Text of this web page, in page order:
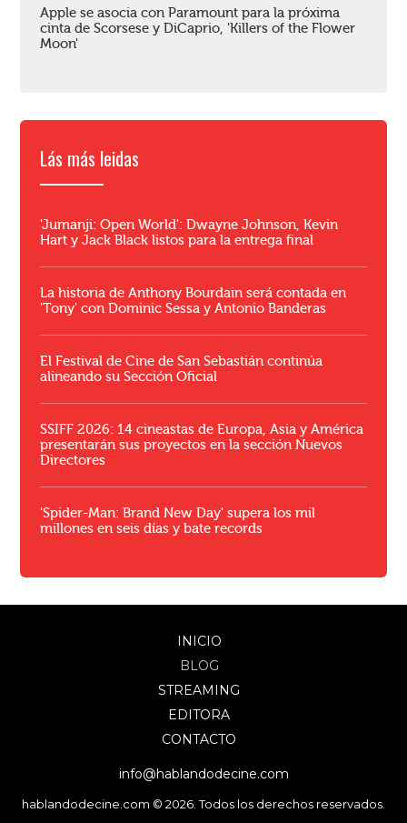
Apple se asocia con Paramount para la próxima
cinta de Scorsese y DiCaprio, 'Killers of the Flower
Moon'
Lás más leidas
'Jumanji: Open World': Dwayne Johnson, Kevin
Hart y Jack Black listos para la entrega final
La historia de Anthony Bourdain será contada en
'Tony' con Dominic Sessa y Antonio Banderas
El Festival de Cine de San Sebastián continúa
alineando su Sección Oficial
SSIFF 2026: 14 cineastas de Europa, Asia y América
presentarán sus proyectos en la sección Nuevos
Directores
'Spider-Man: Brand New Day' supera los mil
millones en seis días y bate records
INICIO
BLOG
STREAMING
EDITORA
CONTACTO
info@hablandodecine.com
hablandodecine.com © 2026. Todos los derechos reservados.